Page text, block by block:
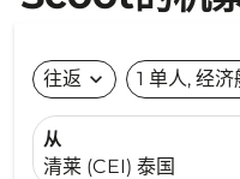
往返 expand_more 1 单人, 经济
从
清莱 (CEI) 泰国